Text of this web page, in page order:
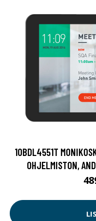
10BDL4551T
OHJELMISTON,